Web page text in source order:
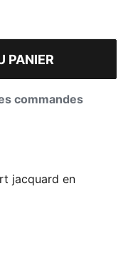
PANIER
commandes
jacquard en
élégant, d’une
métalliques et
short est parfait